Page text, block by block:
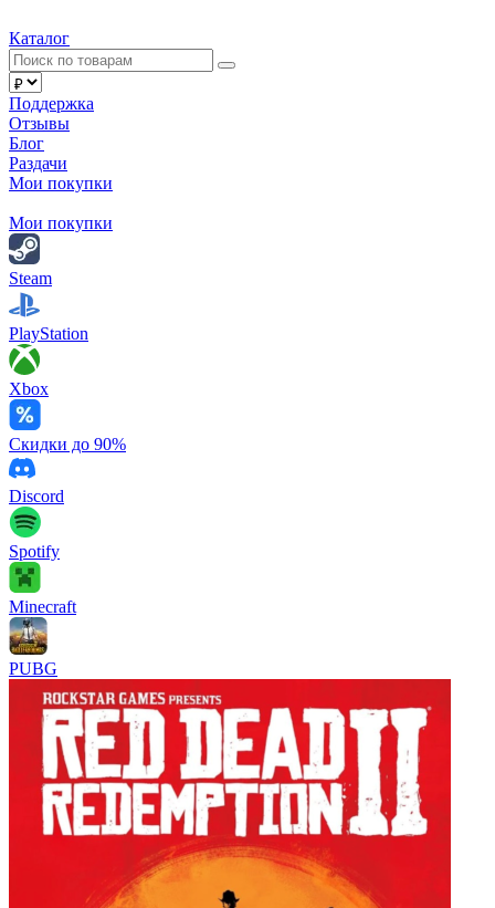
Каталог
Поддержка
Отзывы
Блог
Раздачи
Мои покупки
Мои покупки
Steam
PlayStation
Xbox
Скидки до 90%
Discord
Spotify
Minecraft
PUBG